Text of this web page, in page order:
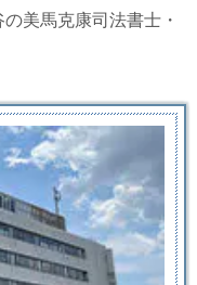
美馬克康司法書士・